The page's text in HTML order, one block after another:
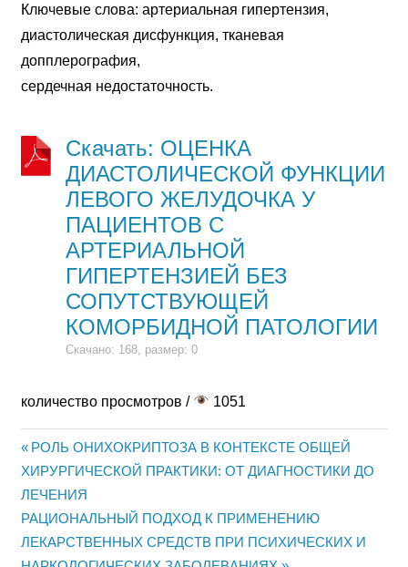
Ключевые слова: артериальная гипертензия,
диастолическая дисфункция, тканевая
допплерография,
сердечная недостаточность.
Скачать: ОЦЕНКА
ДИАСТОЛИЧЕСКОЙ ФУНКЦИИ
ЛЕВОГО ЖЕЛУДОЧКА У
ПАЦИЕНТОВ С
АРТЕРИАЛЬНОЙ
ГИПЕРТЕНЗИЕЙ БЕЗ
СОПУТСТВУЮЩЕЙ
КОМОРБИДНОЙ ПАТОЛОГИИ
Скачано: 168, размер: 0
количество просмотров / 1051
Навигация
по
записям
Предыдущая
запись:
РОЛЬ ОНИХОКРИПТОЗА В КОНТЕКСТЕ ОБЩЕЙ
ХИРУРГИЧЕСКОЙ ПРАКТИКИ: ОТ ДИАГНОСТИКИ ДО
ЛЕЧЕНИЯ
Следующая
запись:
РАЦИОНАЛЬНЫЙ ПОДХОД К ПРИМЕНЕНИЮ
ЛЕКАРСТВЕННЫХ СРЕДСТВ ПРИ ПСИХИЧЕСКИХ И